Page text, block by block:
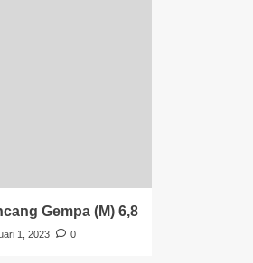
Gempa (M) 6,8
1, 2023 0